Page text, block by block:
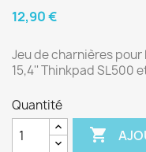
12,90 €
Jeu de charnières
15,4'' Thinkpad SL500
Quantité
